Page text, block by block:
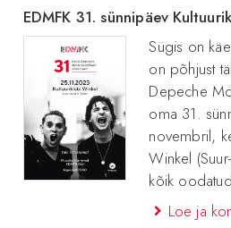
EDMFK 31. sünnipäev
Sügis on
on põhjust
Depeche
oma 31.
novembril,
Winkel
kõik
Loe ja